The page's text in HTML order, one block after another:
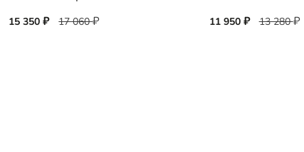
15 350 17 060 11 950 13 280